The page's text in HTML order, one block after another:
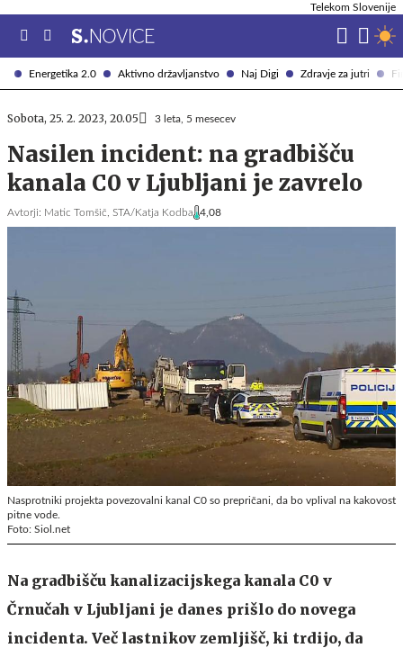
Energetika 2.0 Aktivno državljanstvo Naj Digi Zdravje za jutri
Telekom Slovenije
Sobota, 25. 2. 2023, 20.05 3 leta, 5 mesecev
Nasilen incident: na gradbišču
kanala C0 v Ljubljani je zavrelo
Avtorji: Matic Tomšič, STA/Katja Kodba 4,08
Nasprotniki projekta povezovalni kanal C0 so prepričani, da bo vplival na kakovost
pitne vode.
Foto: Siol.net
Na gradbišču kanalizacijskega kanala C0 v
Črnučah v Ljubljani je danes prišlo do novega
incidenta. Več lastnikov zemljišč, ki trdijo, da